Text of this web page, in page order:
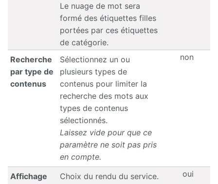
Le nuage de mot sera
formé des étiquettes filles
portées par ces étiquettes
de catégorie.
Recherche
par type de
contenus
Sélectionnez un ou
plusieurs types de
contenus pour limiter la
recherche des mots aux
types de contenus
sélectionnés.
Laissez vide pour que ce
paramètre ne soit pas pris
en compte.
non
Affichage
Choix du rendu du service.
oui